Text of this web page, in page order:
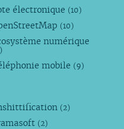
électronique (10)
(10)
numérique
mobile (9)
(2)
(2)